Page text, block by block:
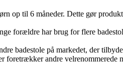
op til 6 måneder. Dette gør
forældre har brug for flere
badestole på markedet, der
andre velrenommerede